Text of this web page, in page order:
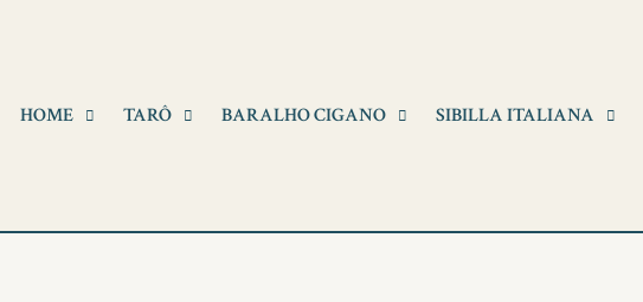
HOME TARÔ BARALHO CIGANO SIBILLA ITALIANA